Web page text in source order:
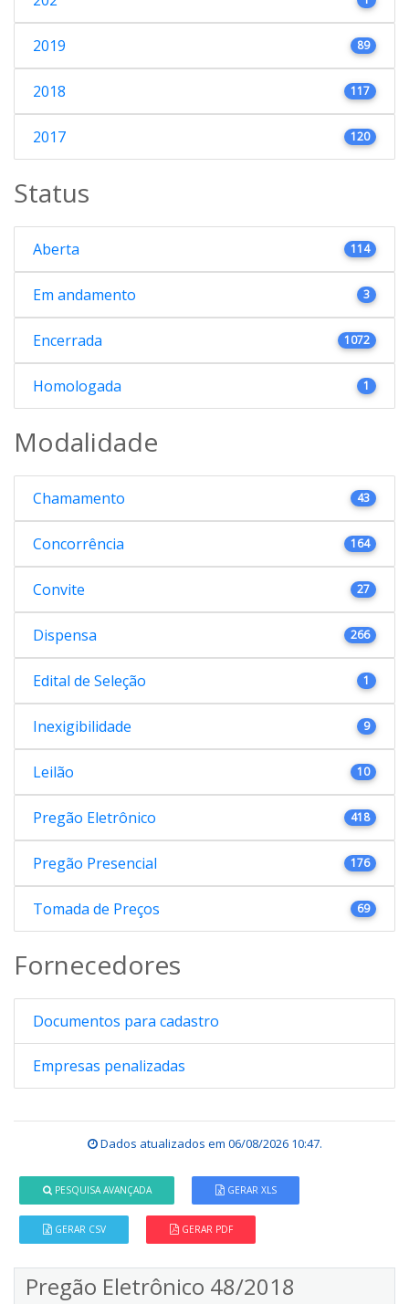
2019 89
2018 117
2017 120
Status
Aberta 114
Em andamento 3
Encerrada 1072
Homologada 1
Modalidade
Chamamento 43
Concorrência 164
Convite 27
Dispensa 266
Edital de Seleção 1
Inexigibilidade 9
Leilão 10
Pregão Eletrônico 418
Pregão Presencial 176
Tomada de Preços 69
Fornecedores
Documentos para cadastro
Empresas penalizadas
Dados atualizados em 06/08/2026 10:47.
PESQUISA AVANÇADA GERAR XLS
GERAR CSV GERAR PDF
Pregão Eletrônico 48/2018